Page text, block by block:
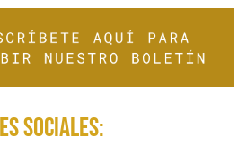
sociales: